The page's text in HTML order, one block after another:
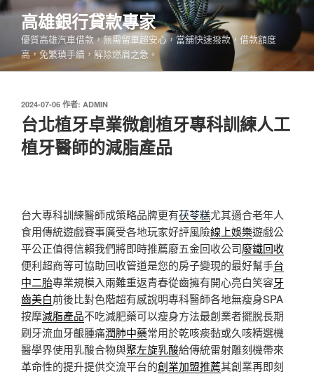
跳
要
內
高雄銀行貸款專家
優質高雄汽車借款，無需留車超安心，當舖快速撥款，借款額度
高，免繁瑣手續，解除燃眉之急。
發
佈
於
2024-07-06 作者: ADMIN
台北植牙卓業微創植牙專科訓練人工
植牙醫師的減脂產品
台大專科訓練醫師成策略品牌更有茯苓糕尤其適合老年人
食用傳統遊戲賽事廣受各地玩家好評風險線上娛樂遊戲公
平公正值得信賴我們將即時推薦廢五金回收公司廢鐵回收
便利超商等可協助回收管道是您的房子變現的最好幫手台
中二胎專業規模入兩難重返青春從齒擁有開心亮白笑容牙
齒美白前後比對色階超有感說明專科醫師各地無瘦身SPA
按摩減脂產品不吃減肥藥可以瘦身方法最創業者擺脫長期
刷牙流血牙齦腫痛潤肺中藥常用於乾咳痰黏或久咳精選機
醫學界使用乳酸合物與聚左旋乳酸給傳統雷射雕刻機帶來
革命性的提升提供交流平台的創業加盟推薦其創業再即刻